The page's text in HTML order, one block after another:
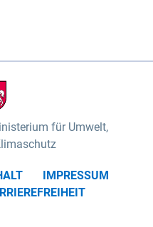
für Umwelt,
IMPRESSUM